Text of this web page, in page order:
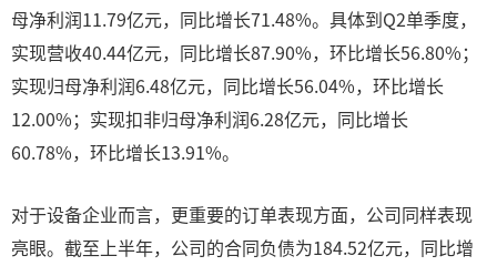
母净利润11.79亿元，同比增长71.48%。具体到Q2单季度，
实现营收40.44亿元，同比增长87.90%，环比增长56.80%；
实现归母净利润6.48亿元，同比增长56.04%，环比增长
12.00%；实现扣非归母净利润6.28亿元，同比增长
60.78%，环比增长13.91%。
对于设备企业而言，更重要的订单表现方面，公司同样表现
亮眼。截至上半年，公司的合同负债为184.52亿元，同比增